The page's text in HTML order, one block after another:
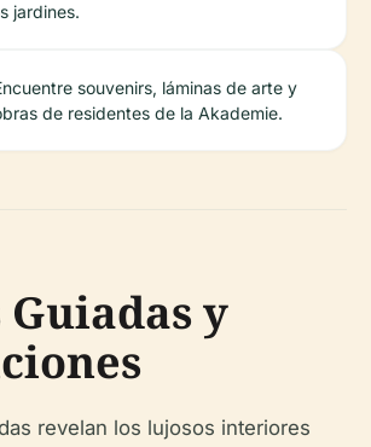
jardines.
souvenirs, láminas de arte y
de residentes de la Akademie.
y
revelan los lujosos interiores